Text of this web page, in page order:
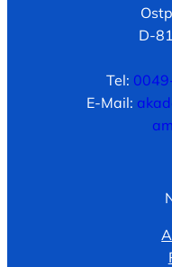
D-
Tel:
E-Mail: